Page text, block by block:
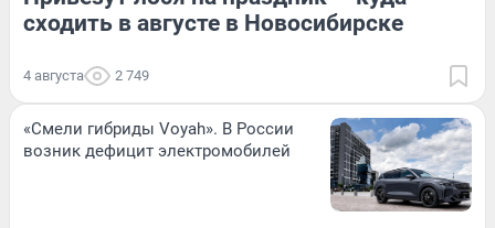
сходить в августе в Новосибирске
4 августа 2 749
«Смели гибриды Voyah». В России
возник дефицит электромобилей